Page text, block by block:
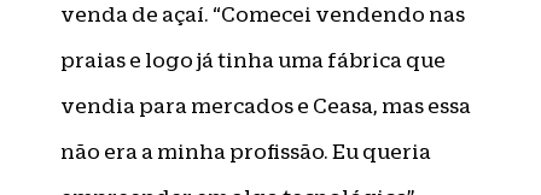
venda de açaí. “Comecei vendendo nas
praias e logo já tinha uma fábrica que
vendia para mercados e Ceasa, mas essa
não era a minha profissão. Eu queria